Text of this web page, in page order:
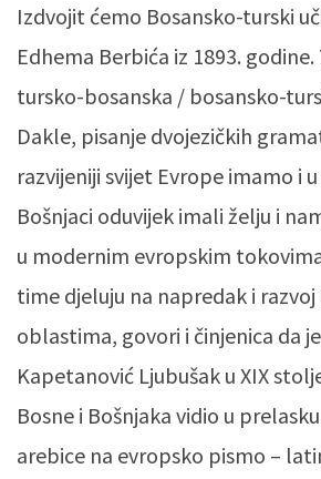
Izdvojit ćemo Bosansko-turski
Edhema Berbića iz 1893. godine.
tursko-bosanska / bosansko-
Dakle, pisanje dvojezičkih
razvijeniji svijet Evrope imamo i u
Bošnjaci oduvijek imali želju i
u modernim evropskim
time djeluju na napredak i razvoj
oblastima, govori i činjenica da
Kapetanović Ljubušak u XIX
Bosne i Bošnjaka vidio u
arebice na evropsko pismo –